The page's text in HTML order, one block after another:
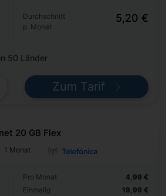
Durchschnitt
p. Monat
5,20 €
50 Länder
Zum Tarif
20 GB Flex
1 Monat
Pro Monat
Einmalig
4,99 €
19,99 €